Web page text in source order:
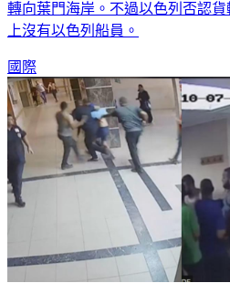
轉向葉門海岸。不過以色列否認
上沒有以色列船員。
國際